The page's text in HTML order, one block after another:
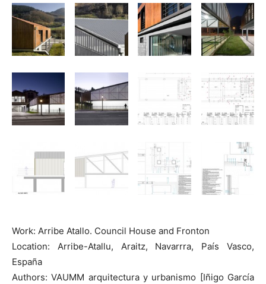
Work: Arribe Atallo. Council House and Fronton
Location: Arribe-Atallu, Araitz, Navarrra, País Vasco,
España
Authors: VAUMM arquitectura y urbanismo [Iñigo García